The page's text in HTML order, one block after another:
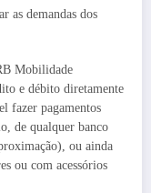
as demandas dos
Mobilidade
e débito diretamente
fazer pagamentos
de qualquer banco
ou ainda
ou com acessórios